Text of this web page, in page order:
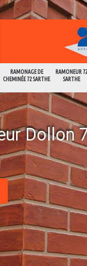
RAMONAGE DE
CHEMINÉE 72 SARTHE
RAMONEUR 72
SARTHE
Dollon